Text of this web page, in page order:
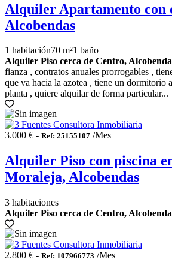
Alquiler Apartamento con
Alcobendas
1 habitación70 m²1 baño
Alquiler Piso cerca de Centro,
fianza , contratos anuales prorrogables ,
que va hacia la azotea , tiene un dormitorio
planta , quiere alquilar de forma particular...
3.000 € - Ref: 25155107 /Mes
Alquiler Piso con piscina
Moraleja, Alcobendas
3 habitaciones
Alquiler Piso cerca de Centro,
2.800 € - Ref: 107966773 /Mes